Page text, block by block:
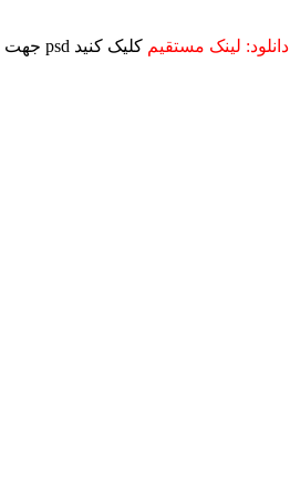
دانلود: لینک مستقیم